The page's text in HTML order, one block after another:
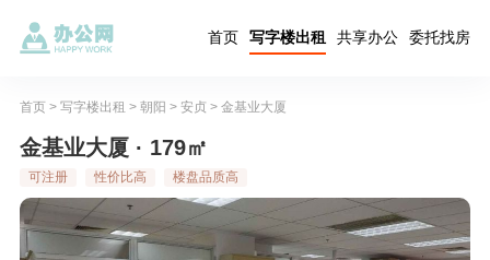
首页 写字楼出租 共享办公 委托找房
首页> 写字楼出租 > 朝阳 > 安贞> 金基业大厦
金基业大厦 · 179㎡
可注册 性价比高 楼盘品质高